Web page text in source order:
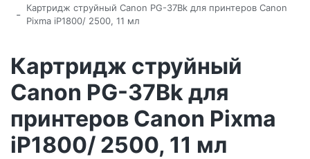
-
Картридж струйный Canon PG-37Bk для принтеров Canon
Pixma iP1800/ 2500, 11 мл
Картридж струйный
Canon PG-37Bk для
принтеров Canon Pixma
iP1800/ 2500, 11 мл